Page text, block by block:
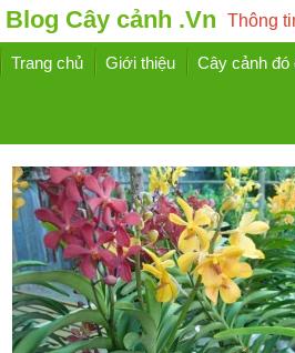
Blog Cây cảnh .Vn Thông
Trang chủ Giới thiệu Cây cảnh đó